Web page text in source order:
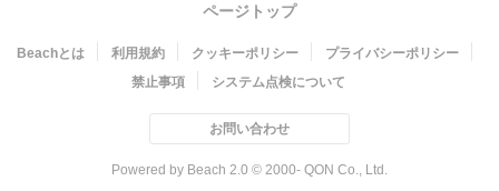
ページトップ
Beachとは 利用規約 クッキーポリシー
プライバシーポリシー
禁止事項
システム点検について
お問い合わせ
Powered by Beach 2.0 © 2000- QON Co., Ltd.